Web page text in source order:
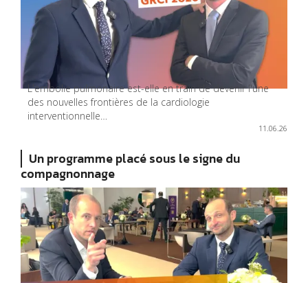
L'embolie pulmonaire est-elle en train de devenir l'une
des nouvelles frontières de la cardiologie
interventionnelle…
11.06.26
Un programme placé sous le signe du
compagnonnage